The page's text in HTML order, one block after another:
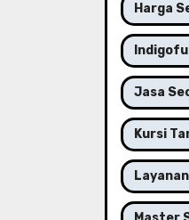
Harga
Jasa
Kursi